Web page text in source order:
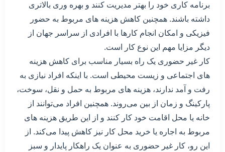
برنامه کاری خود را بهتر مدیریت کنند و بهره وری بالاتری
داشته باشند. همچنین کاهش هزینه های مربوط به حضور
فیزیکی و امکان انجام کارها با افرادی از سراسر جهان از
دیگر مزایا مهم این نوع کار است.
کار غیر حضوری یک راه بسیار مناسب برای کاهش هزینه
های اجتماعی و زیست محیطی است. با اینکه افراد نیازی به
رفت و آمد ندارند، هزینه های مربوط به حمل و نقل، سوخت،
پارکینگ و زمان از بین می‌روند. همچنین افراد می‌توانند از
خانه یا محل اقامت خود کار کنند و از این طریق هزینه های
مربوط به اجاره یا خرید محل کار نیز کاهش پیدا می‌کند. از
این رو، کار غیر حضوری به عنوان یک راهکار پایدار و سبز